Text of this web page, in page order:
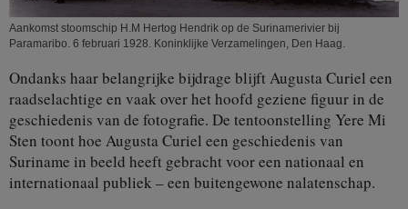
Aankomst stoomschip H.M Hertog Hendrik op de Surinamerivier bij
Paramaribo. 6 februari 1928. Koninklijke Verzamelingen, Den Haag.
Ondanks haar belangrijke bijdrage blijft Augusta Curiel een
raadselachtige en vaak over het hoofd geziene figuur in de
geschiedenis van de fotografie. De tentoonstelling Yere Mi
Sten toont hoe Augusta Curiel een geschiedenis van
Suriname in beeld heeft gebracht voor een nationaal en
internationaal publiek – een buitengewone nalatenschap.